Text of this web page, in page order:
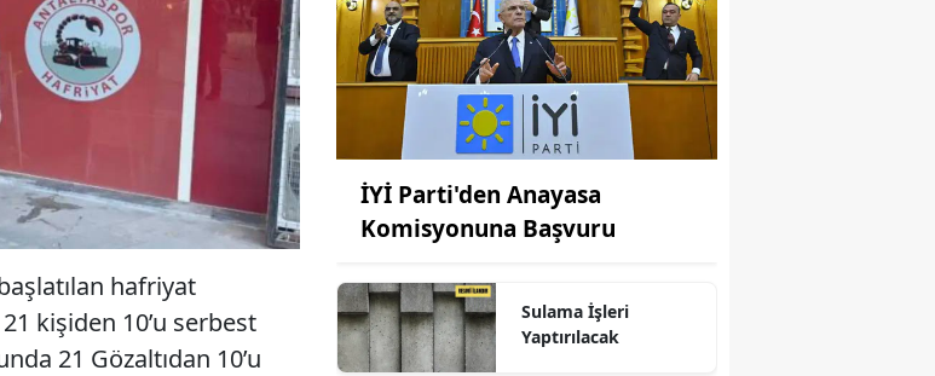
hafriyat
kişiden 10’u serbest
21 Gözaltıdan 10’u
İYİ Parti'den Anayasa
Komisyonuna Başvuru
Sulama İşleri
Yaptırılacak